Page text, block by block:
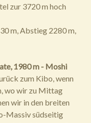
zur 3720 m hoch
m, Abstieg 2280 m,
1980 m - Moshi
zum Kibo, wenn
wo wir zu Mittag
wir in den breiten
Massiv südseitig